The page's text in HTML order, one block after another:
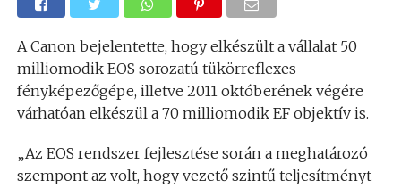
A Canon bejelentette, hogy elkészült a vállalat 50
milliomodik EOS sorozatú tükörreflexes
fényképezőgépe, illetve 2011 októberének végére
várhatóan elkészül a 70 milliomodik EF objektív is.
„Az EOS rendszer fejlesztése során a meghatározó
szempont az volt, hogy vezető szintű teljesítményt